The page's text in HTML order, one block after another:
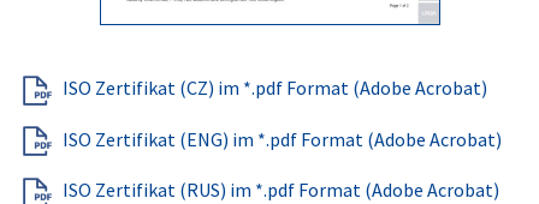
ISO Zertifikat (CZ) im *.pdf Format (Adobe Acrobat)
ISO Zertifikat (ENG) im *.pdf Format (Adobe Acrobat)
ISO Zertifikat (RUS) im *.pdf Format (Adobe Acrobat)